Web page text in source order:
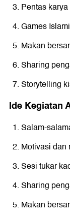
Pentas
Games
Makan
Sharing
Storytelling
Ide Kegiatan
Salam-
Motivasi dan
Sesi tukar
Sharing
Makan